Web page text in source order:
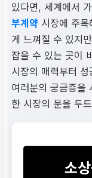
있다면, 세계에서
부계약 시장에 주
게 느껴질 수 있지
잡을 수 있는 곳이
시장의 매력부터
여러분의 궁금증을
한 시장의 문을 두
소